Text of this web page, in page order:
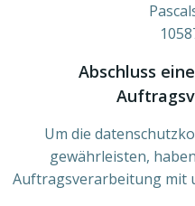
Abschluss
Um die
gewährleisten,
Auftragsverarbeitung mit